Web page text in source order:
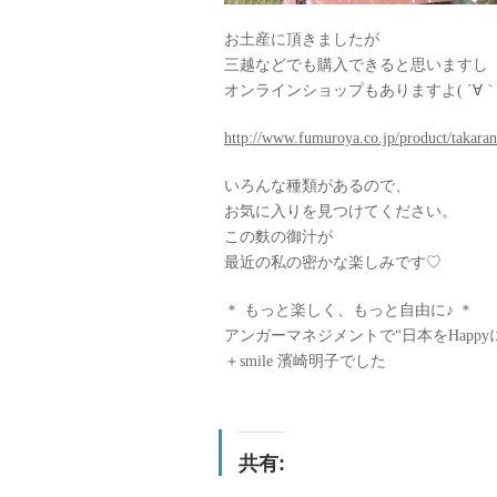
お土産に頂きましたが
三越などでも購入できると思いますし
オンラインショップもありますよ( ´∀
http://www.fumuroya.co.jp/product/
いろんな種類があるので、
お気に入りを見つけてください。
この麩の御汁が
最近の私の密かな楽しみです♡
＊ もっと楽しく、もっと自由に♪ ＊
アンガーマネジメントで“日本をHappy
＋smile 濱崎明子でした
共有: